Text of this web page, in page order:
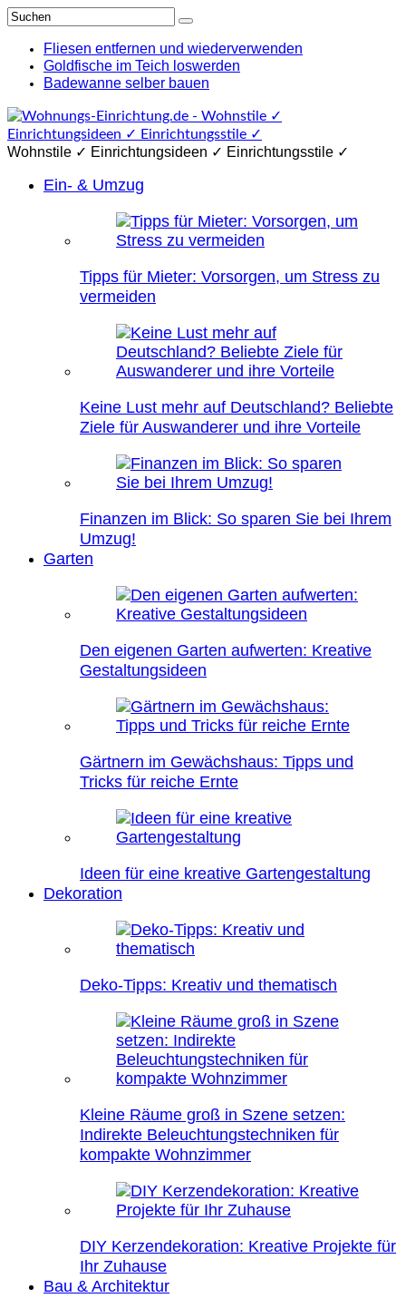
Fliesen entfernen und wiederverwenden
Goldfische im Teich loswerden
Badewanne selber bauen
Wohnstile ✓ Einrichtungsideen ✓ Einrichtungsstile ✓
Ein- & Umzug
Tipps für Mieter: Vorsorgen, um Stress zu
vermeiden
Keine Lust mehr auf Deutschland? Beliebte
Ziele für Auswanderer und ihre Vorteile
Finanzen im Blick: So sparen Sie bei Ihrem
Umzug!
Garten
Den eigenen Garten aufwerten: Kreative
Gestaltungsideen
Gärtnern im Gewächshaus: Tipps und
Tricks für reiche Ernte
Ideen für eine kreative Gartengestaltung
Dekoration
Deko-Tipps: Kreativ und thematisch
Kleine Räume groß in Szene setzen:
Indirekte Beleuchtungstechniken für
kompakte Wohnzimmer
DIY Kerzendekoration: Kreative Projekte für
Ihr Zuhause
Bau & Architektur